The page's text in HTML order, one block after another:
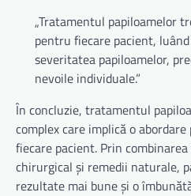
„Tratamentul papiloamelor
pentru fiecare pacient,
severitatea papiloamelor,
nevoile individuale.”
În concluzie, tratamentul
complex care implică o
fiecare pacient. Prin
chirurgical și remedii naturale,
rezultate mai bune și o